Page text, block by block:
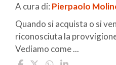
A cura di: Pierpaolo
Quando si acquista o si
riconosciuta la
Vediamo come ...